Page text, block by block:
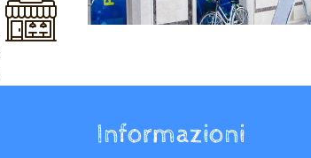
Informazioni